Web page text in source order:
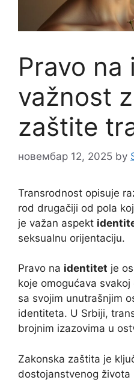
Pravo
važnost
zaštite
новембар 12, 2025 by
Transrodnost opisuje
rod drugačiji od pola
je važan aspekt
seksualnu orijentaciju.
Pravo na identitet je
koje omogućava
sa svojim unutrašnjim
identiteta. U Srbiji,
brojnim izazovima u
Zakonska zaštita je
dostojanstvenog života